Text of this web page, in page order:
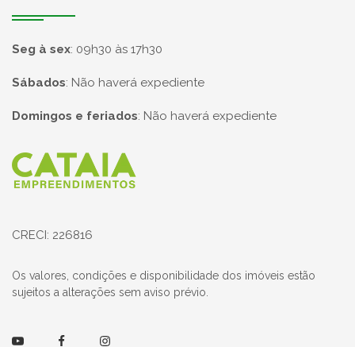
Seg à sex: 09h30 às 17h30
Sábados: Não haverá expediente
Domingos e feriados: Não haverá expediente
Página inicial
CRECI: 226816
Os valores, condições e disponibilidade dos imóveis estão
sujeitos a alterações sem aviso prévio.
YoutubeFacebookInstagram